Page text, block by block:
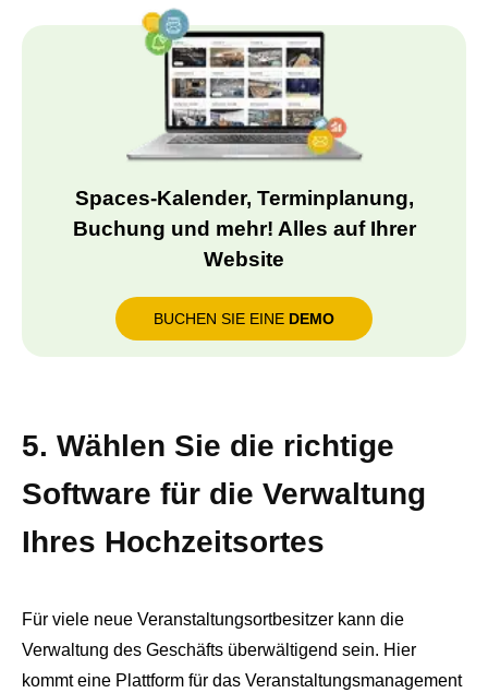
Spaces-Kalender, Terminplanung,
Buchung und mehr! Alles auf Ihrer
Website
BUCHEN SIE EINE DEMO
5. Wählen Sie die richtige
Software für die Verwaltung
Ihres Hochzeitsortes
Für viele neue Veranstaltungsortbesitzer kann die
Verwaltung des Geschäfts überwältigend sein. Hier
kommt eine Plattform für das Veranstaltungsmanagement